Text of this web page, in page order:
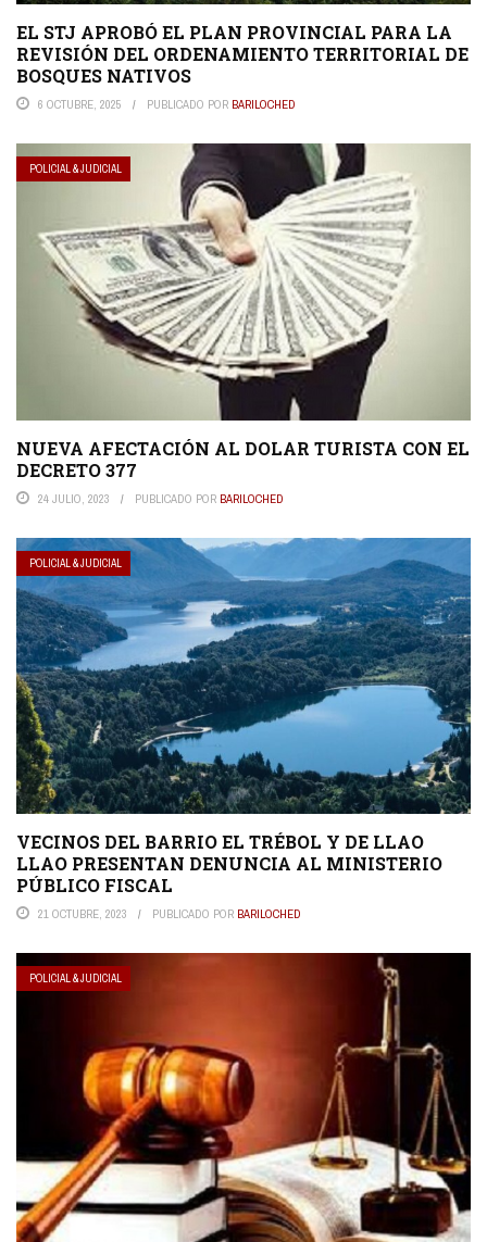
EL STJ APROBÓ EL PLAN PROVINCIAL PARA LA
REVISIÓN DEL ORDENAMIENTO TERRITORIAL DE
BOSQUES NATIVOS
6 OCTUBRE, 2025 PUBLICADO POR BARILOCHED
POLICIAL & JUDICIAL
NUEVA AFECTACIÓN AL DOLAR TURISTA CON EL
DECRETO 377
24 JULIO, 2023 PUBLICADO POR BARILOCHED
POLICIAL & JUDICIAL
VECINOS DEL BARRIO EL TRÉBOL Y DE LLAO
LLAO PRESENTAN DENUNCIA AL MINISTERIO
PÚBLICO FISCAL
21 OCTUBRE, 2023 PUBLICADO POR BARILOCHED
POLICIAL & JUDICIAL